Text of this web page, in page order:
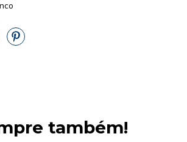
também!